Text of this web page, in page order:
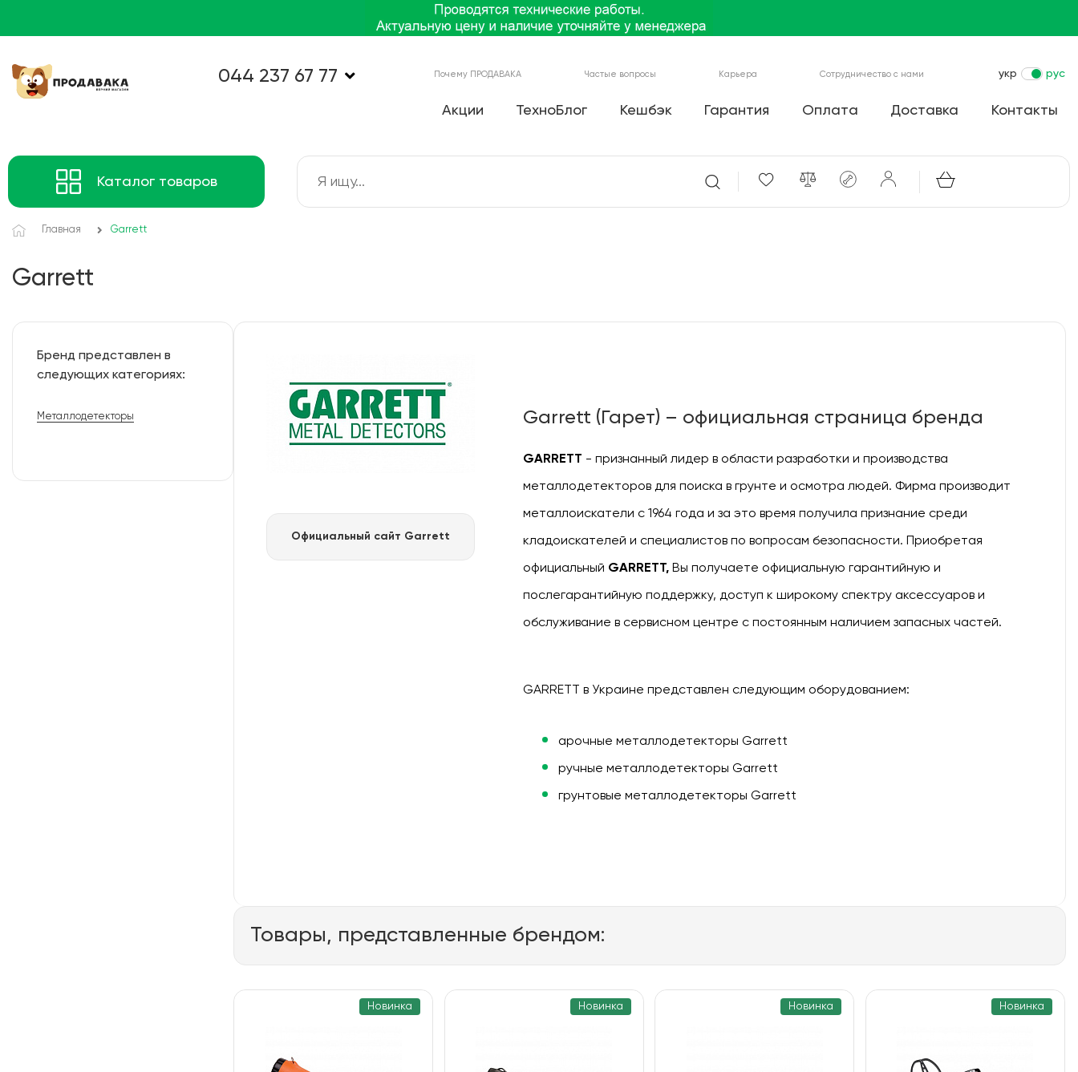
044 237 67 77 Почему ПРОДАВАКА Частые вопросы Карьера Сотрудничество с нами укр рус
Акции ТехноБлог Кешбэк Гарантия Оплата Доставка Контакты
Каталог товаров
Главная Garrett
Garrett
Бренд представлен в
следующих категориях:
Металлодетекторы
Официальный сайт Garrett
Garrett (Гарет) – официальная страница бренда
GARRETT - признанный лидер в области разработки и производства
металлодетекторов для поиска в грунте и осмотра людей. Фирма производит
металлоискатели с 1964 года и за это время получила признание среди
кладоискателей и специалистов по вопросам безопасности. Приобретая
официальный GARRETT,Вы получаете официальную гарантийную и
послегарантийную поддержку, доступ к широкому спектру аксессуаров и
обслуживание в сервисном центре с постоянным наличием запасных частей.
GARRETT в Украине представлен следующим оборудованием:
арочные металлодетекторы Garrett
ручные металлодетекторы Garrett
грунтовые металлодетекторы Garrett
Товары, представленные брендом:
Новинка Новинка Новинка Новинка